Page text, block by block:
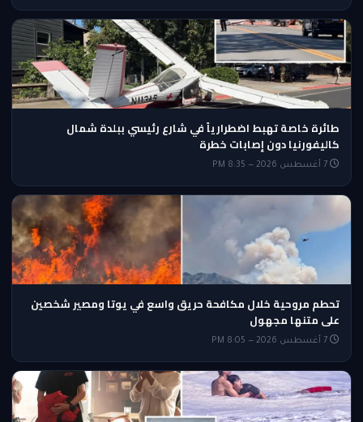
طائرة خاصة تهبط اضطرارياً في شارع رئيسي ببلدة شمال
كاليفورنيا دون إصابات خطرة
تحطم مروحية خلال مكافحة حريق واسع في يوتا ومصير شخصين
على متنها مجهول